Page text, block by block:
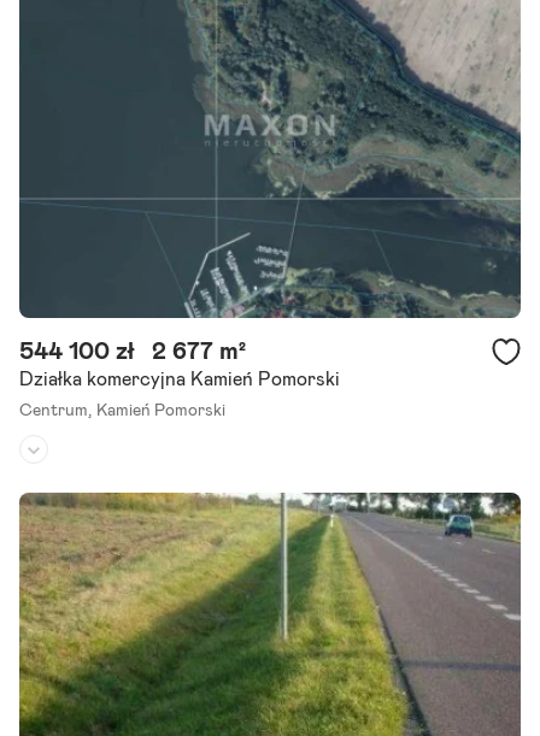
-R E Z E R W A C J A- działka w pierwszej linii brzegowej bezpośred
ni dostęp do Zalewu Kamieńskiego - Półwysep Żółcino / Kamień Po
morski. Oferujemy na sprzedaż wyjątkową.
Szczegóły ogłoszenia
Działka komercyjna Kamień Pomorski
Centrum, Kamień Pomorski
544 100 zł 2 677 m²
Dojazd:-
Kształt:-
Działka w pierwszej linii brzegowej bezpośredni dostęp do Zalewu K
amieńskiego - Półwysep Żółcino / Kamień Pomorski. Oferujemy na s
przedaż wyjątkową działkę o powierzchni 2 677 mkw.,.
Szczegóły ogłoszenia